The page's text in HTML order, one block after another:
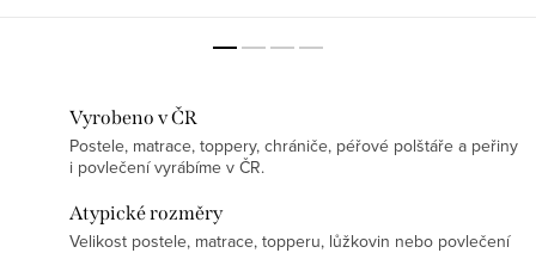
Vyrobeno v ČR
Postele, matrace, toppery, chrániče, péřové polštáře a peřiny
i povlečení vyrábíme v ČR.
Atypické rozměry
Velikost postele, matrace, topperu, lůžkovin nebo povlečení